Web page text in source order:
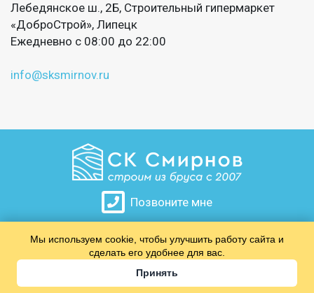
Лебедянское ш., 2Б, Строительный гипермаркет
«ДоброСтрой», Липецк
Ежедневно с 08:00 до 22:00
info@sksmirnov.ru
Позвоните мне
​​​​​​​
Мы используем cookie, чтобы улучшить работу сайта и
сделать его удобнее для вас.
Принять